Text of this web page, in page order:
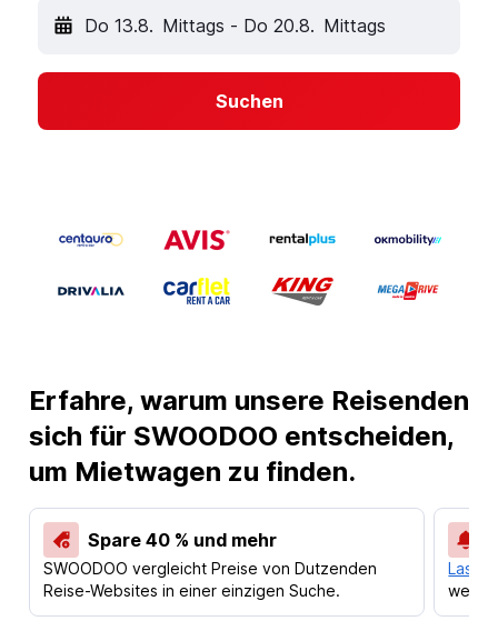
Do 13.8. Mittags - Do 20.8. Mittags
Suchen
Erfahre, warum unsere Reisenden
sich für SWOODOO entscheiden,
um Mietwagen zu finden.
Spare 40 % und mehr
SWOODOO vergleicht Preise von Dutzenden
Reise-Websites in einer einzigen Suche.
Lass